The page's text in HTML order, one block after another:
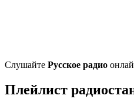
Cлушайте Русское радио
Плейлист